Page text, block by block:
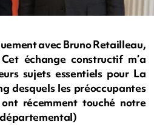
avec Bruno Retailleau,
échange constructif m’a
sujets essentiels pour La
desquels les préoccupantes
récemment touché notre